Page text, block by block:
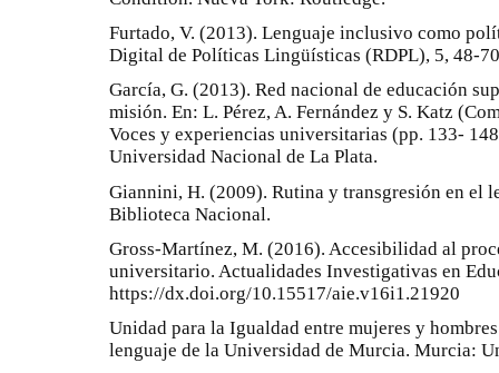
Furtado, V. (2013). Lenguaje inclusivo como
Digital de Políticas Lingüísticas (RDPL), 5, 48-
García, G. (2013). Red nacional de educación
misión. En: L. Pérez, A. Fernández y S. Katz
Voces y experiencias universitarias (pp. 133-
Universidad Nacional de La Plata.
Giannini, H. (2009). Rutina y transgresión en el
Biblioteca Nacional.
Gross-Martínez, M. (2016). Accesibilidad al
universitario. Actualidades Investigativas en
https://dx.doi.org/10.15517/aie.v16i1.21920
Unidad para la Igualdad entre mujeres y
lenguaje de la Universidad de Murcia. Murcia: